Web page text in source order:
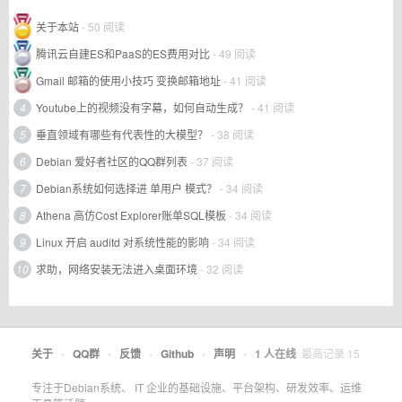
关于本站- 50 阅读
腾讯云自建ES和PaaS的ES费用对比- 49 阅读
Gmail 邮箱的使用小技巧 变换邮箱地址- 41 阅读
4
Youtube上的视频没有字幕，如何自动生成？ - 41 阅读
5
垂直领域有哪些有代表性的大模型？ - 38 阅读
6
Debian 爱好者社区的QQ群列表 - 37 阅读
7
Debian系统如何选择进 单用户 模式？ - 34 阅读
8
Athena 高仿Cost Explorer账单SQL模板 - 34 阅读
9
Linux 开启 auditd 对系统性能的影响- 34 阅读
10 求助，网络安装无法进入桌面环境 - 32 阅读
关于 • QQ群 • 反馈 • Github • 声明 • 1 人在线 最高记录 15
专注于Debian系统、 IT 企业的基础设施、平台架构、研发效率、运维